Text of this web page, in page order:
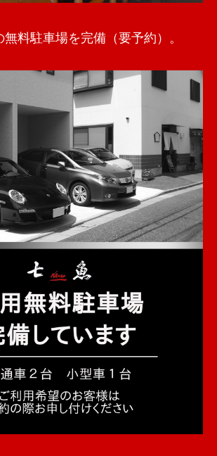
料駐車場を完備（要予約）。